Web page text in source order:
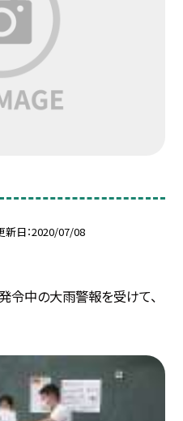
新日 2020/07/08
令中の大雨警報を受けて、